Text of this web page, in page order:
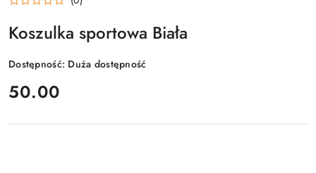
Koszulka sportowa Biała
Dostępność: Duża dostępność
cena:
50.00